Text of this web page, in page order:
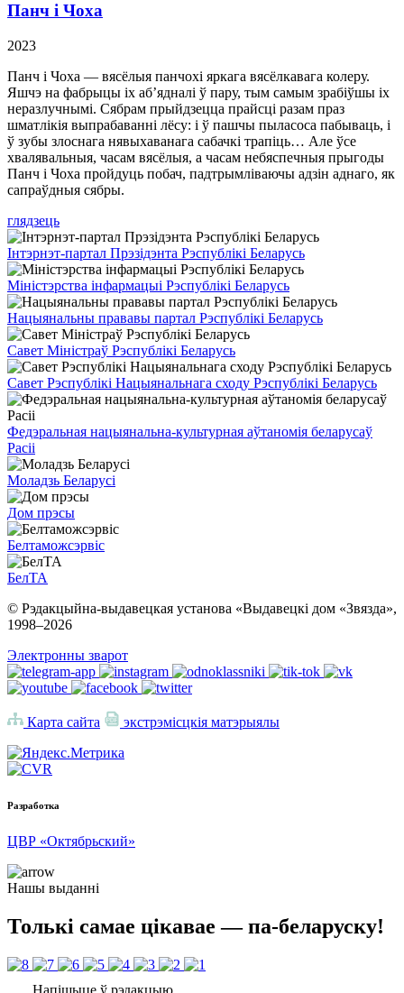
Панч і Чоха
2023
Панч і Чоха — вясёлыя панчохі яркага вясёлкавага колеру.
Яшчэ на фабрыцы іх аб’ядналі ў пару, тым самым зрабіўшы іх
неразлучнымі. Сябрам прыйдзецца прайсці разам праз
шматлікія выпрабаванні лёсу: і ў пашчы пыласоса пабываць, і
ў зубы злоснага нявыхаванага сабачкі трапіць… Але ўсе
хвалявальныя, часам вясёлыя, а часам небяспечныя прыгоды
Панч і Чоха пройдуць побач, падтрымліваючы адзін аднаго, як
сапраўдныя сябры.
глядзець
Інтэрнэт-партал Прэзідэнта Рэспублікі Беларусь
Міністэрства інфармацыі Рэспублікі Беларусь
Нацыянальны прававы партал Рэспублікі Беларусь
Савет Міністраў Рэспублікі Беларусь
Савет Рэспублікі Нацыянальнага сходу Рэспублікі Беларусь
Федэральная нацыянальна-культурная аўтаномія беларусаў
Расіі
Моладзь Беларусі
Дом прэсы
Белтаможсэрвіс
БелТА
© Рэдакцыйна-выдавецкая установа «Выдавецкі дом «Звязда»,
1998–2026
Электронны зварот
Карта сайта экстрэмісцкія матэрыялы
Разработка
ЦВР «Октябрьский»
Нашы выданні
Толькі самае цікавае — па-беларуску!
Напішыце ў рэдакцыю